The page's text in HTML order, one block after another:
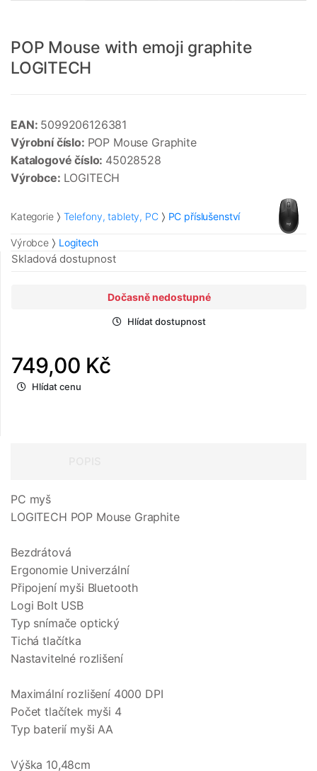
POP Mouse with emoji graphite
LOGITECH
EAN: 5099206126381
Výrobní číslo: POP Mouse Graphite
Katalogové číslo: 45028528
Výrobce: LOGITECH
Kategorie Telefony, tablety, PC PC příslušenství
Výrobce Logitech
Skladová dostupnost
Dočasně nedostupné
Hlídat dostupnost
749,00 Kč
Hlídat cenu
PC myš
LOGITECH POP Mouse Graphite
Bezdrátová
Ergonomie Univerzální
Připojení myši Bluetooth
Logi Bolt USB
Typ snímače optický
Tichá tlačítka
Nastavitelné rozlišení
Maximální rozlišení 4000 DPI
Počet tlačítek myši 4
Typ baterií myši AA
Výška 10,48cm